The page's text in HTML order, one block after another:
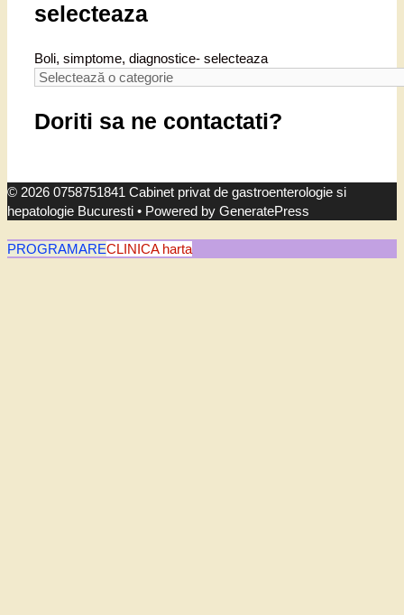
selecteaza
Boli, simptome, diagnostice- selecteaza
Doriti sa ne contactati?
© 2026 0758751841 Cabinet privat de gastroenterologie si
hepatologie Bucuresti • Powered by GeneratePress
PROGRAMARECLINICA harta